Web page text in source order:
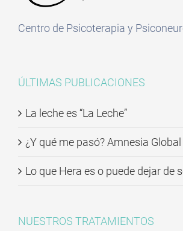
Centro de Psicoterapia y
ÚLTIMAS PUBLICACIONES
La leche es “La Leche”
¿Y qué me pasó? Amnesia
Lo que Hera es o puede dejar de
NUESTROS TRATAMIENTOS